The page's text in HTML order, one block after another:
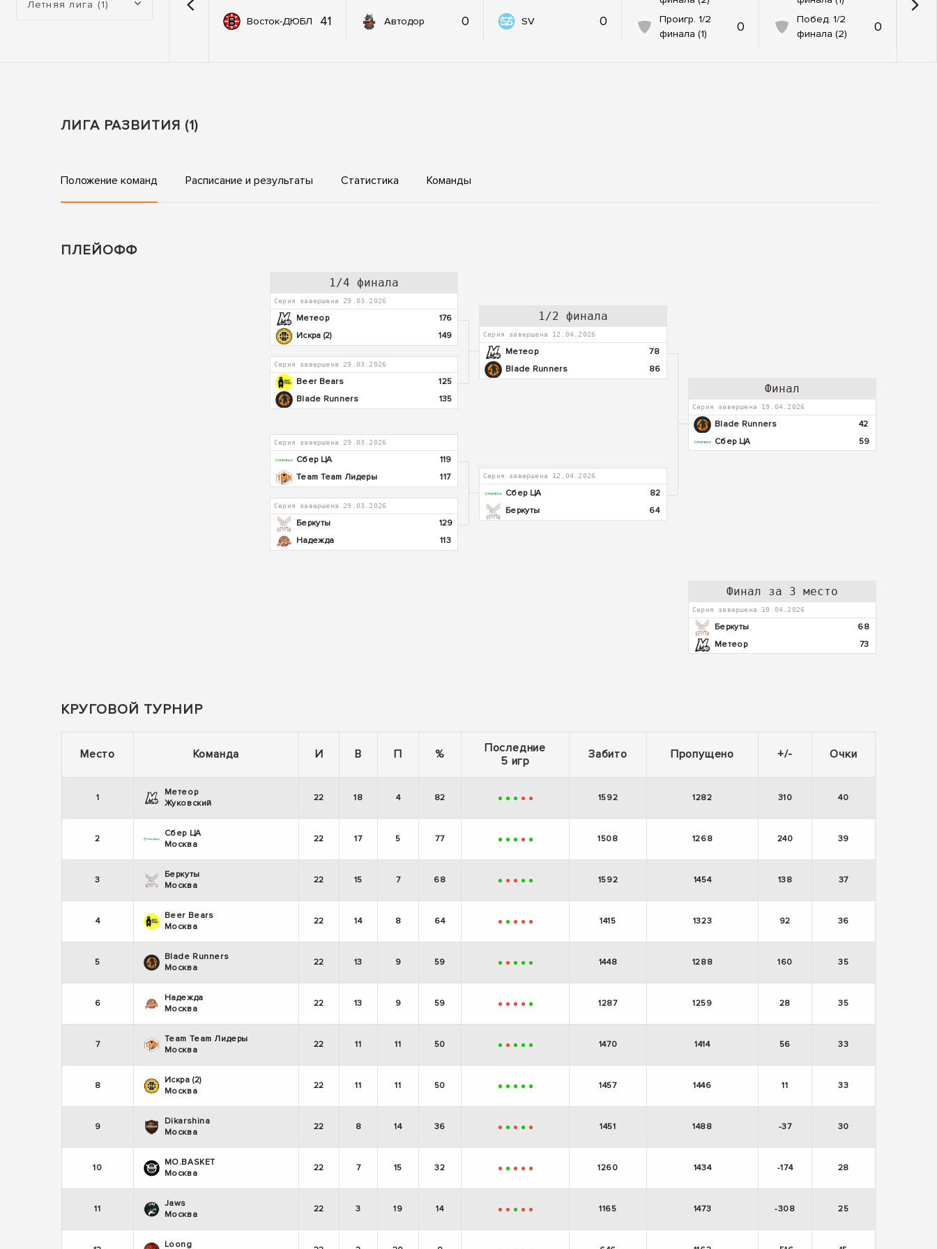
Летняя лига (1)
Восток-ДЮБЛ 41 Автодор 0 SV 0
Проигр. 1/2
финала (1)
0
Побед. 1/2
финала (2)
0
ЛИГА РАЗВИТИЯ (1)
Положение команд Расписание и результаты Статистика Команды
ПЛЕЙОФФ
1/4 финала
Серия завершена 29.03.2026
Метеор
176
Искра (2)
149
Серия завершена 29.03.2026
Beer Bears
125
Blade Runners
135
Серия завершена 29.03.2026
Сбер ЦА
119
Team Team Лидеры
117
Серия завершена 29.03.2026
Беркуты
129
Надежда
113
1/2 финала
Серия завершена 12.04.2026
Метеор
78
Blade Runners
86
Серия завершена 12.04.2026
Сбер ЦА
82
Беркуты
64
Финал
Серия завершена 19.04.2026
Blade Runners
42
Сбер ЦА
59
Финал за 3 место
Серия завершена 19.04.2026
Беркуты
68
Метеор
73
КРУГОВОЙ ТУРНИР
Место Команда И В П %
Последние
5 игр
Забито Пропущено +/- Очки
1
Метеор
Жуковский
22 18 4 82 + + + - - 1592 1282 310 40
2
Сбер ЦА
Москва
22 17 5 77 + + + - + 1508 1268 240 39
3
Беркуты
Москва
22 15 7 68 + - - + + 1592 1454 138 37
4
Beer Bears
Москва
22 14 8 64 - + - - - 1415 1323 92 36
5
Blade Runners
Москва
22 13 9 59 + - + + + 1448 1288 160 35
6
Надежда
Москва
22 13 9 59 - - - - + 1287 1259 28 35
7
Team Team Лидеры
Москва
22 11 11 50 + - + + + 1470 1414 56 33
8
Искра (2)
Москва
22 11 11 50 + + + + + 1457 1446 11 33
9
Dikarshina
Москва
22 8 14 36 - + - + - 1451 1488 -37 30
10
MO.BASKET
Москва
22 7 15 32 - + - - - 1260 1434 -174 28
11
Jaws
Москва
22 3 19 14 - - + - - 1165 1473 -308 25
Loong